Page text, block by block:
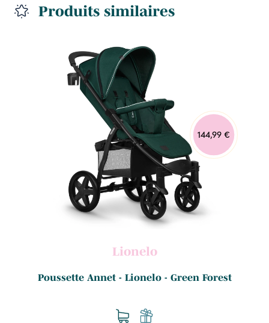
Produits similaires
144,99 €
Lionelo
Poussette Annet - Lionelo - Green Forest